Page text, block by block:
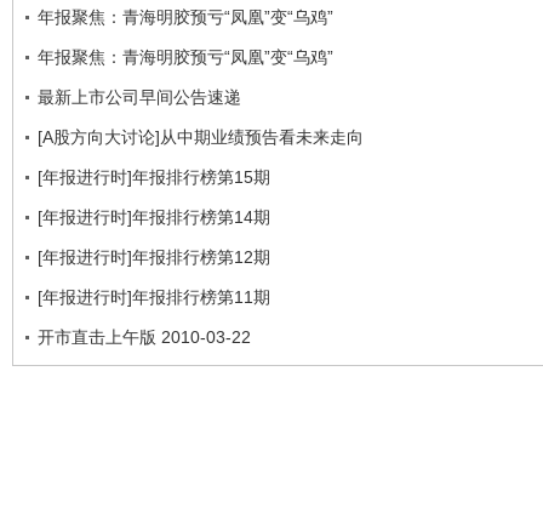
年报聚焦：青海明胶预亏“凤凰”变“乌鸡”
年报聚焦：青海明胶预亏“凤凰”变“乌鸡”
最新上市公司早间公告速递
[A股方向大讨论]从中期业绩预告看未来走向
[年报进行时]年报排行榜第15期
[年报进行时]年报排行榜第14期
[年报进行时]年报排行榜第12期
[年报进行时]年报排行榜第11期
开市直击上午版 2010-03-22